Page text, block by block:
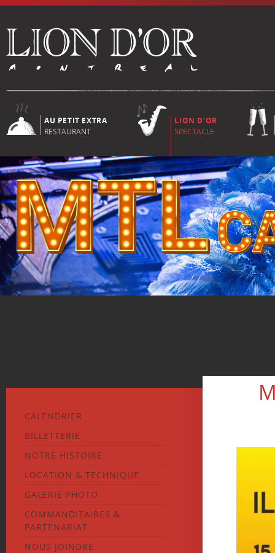
AU PETIT EXTRA
RESTAURANT
LION D'OR
SPECTACLE
CALENDRIER
BILLETTERIE
NOTRE HISTOIRE
LOCATION & TECHNIQUE
GALERIE PHOTO
COMMANDITAIRES &
PARTENARIAT
NOUS JOINDRE